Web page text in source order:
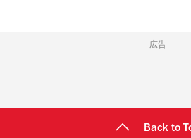
広告
Back to